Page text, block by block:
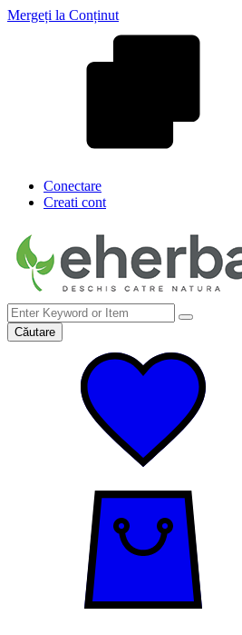
Mergeți la Conținut
Conectare
Creati cont
Căutare